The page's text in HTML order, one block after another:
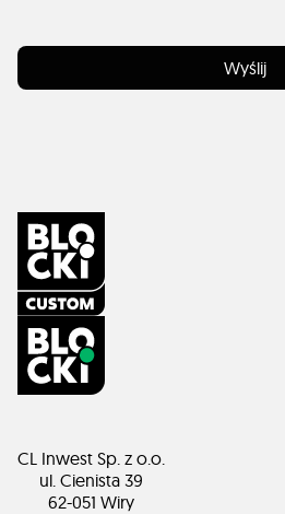
CL Inwest Sp. z o.o.
ul. Cienista 39
62-051 Wiry